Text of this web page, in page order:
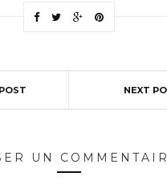
NEXT
UN